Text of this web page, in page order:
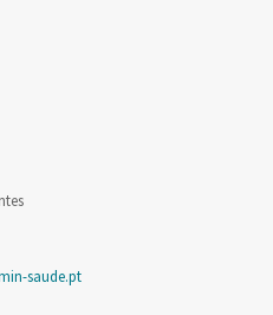
saude.pt